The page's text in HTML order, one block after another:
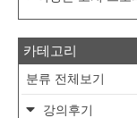
카테고리
분류 전체보기
강의후기